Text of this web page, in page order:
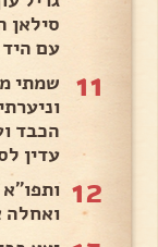
סילאן
עם
11
שמתי
עדין
12 ואחלה